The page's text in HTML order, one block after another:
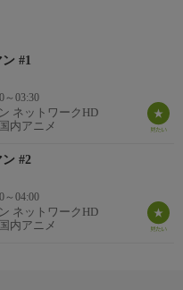
に変身して日夜メトロポリ
#1
～03:30
ネットワークHD
内アニメ
#2
～04:00
ネットワークHD
内アニメ